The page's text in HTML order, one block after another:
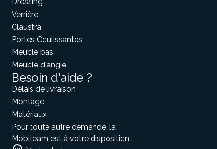
Verrière
Claustra
Portes Coulissantes
Meuble bas
Meuble d'angle
Besoin d'aide ?
Délais de livraison
Montage
Matériaux
Pour toute autre demande, la
Mobiteam est à votre disposition :